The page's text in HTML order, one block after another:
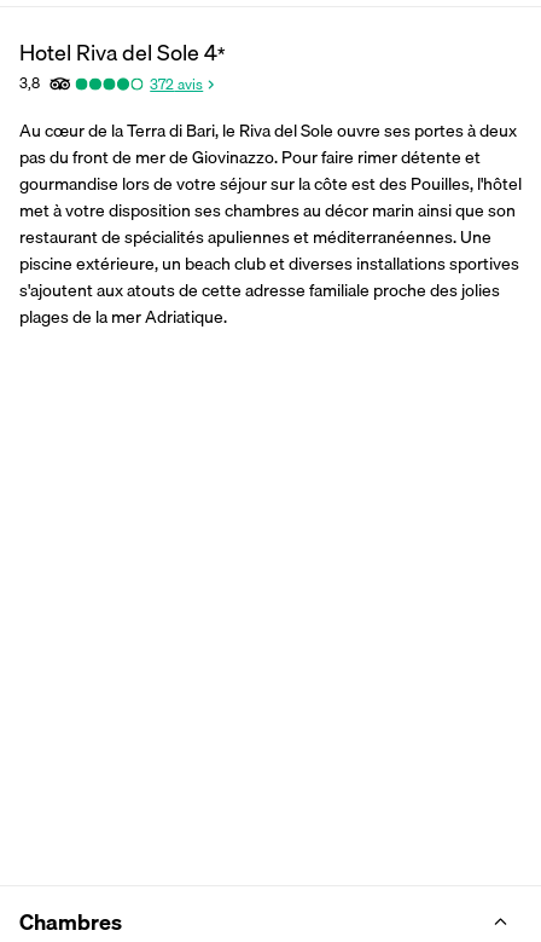
Hotel Riva del Sole4*
3,8 372avis
Au cœur de la Terra di Bari, le Riva del Sole ouvre ses portes à deux
pas du front de mer de Giovinazzo. Pour faire rimer détente et
gourmandise lors de votre séjour sur la côte est des Pouilles, l'hôtel
met à votre disposition ses chambres au décor marin ainsi que son
restaurant de spécialités apuliennes et méditerranéennes. Une
piscine extérieure, un beach club et diverses installations sportives
s'ajoutent aux atouts de cette adresse familiale proche des jolies
plages de la mer Adriatique.
Chambres